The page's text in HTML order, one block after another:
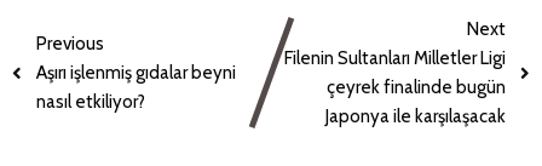
Previous
Aşırı işlenmiş gıdalar beyni
nasıl etkiliyor?
Next
Filenin Sultanları Milletler Ligi
çeyrek finalinde bugün
Japonya ile karşılaşacak